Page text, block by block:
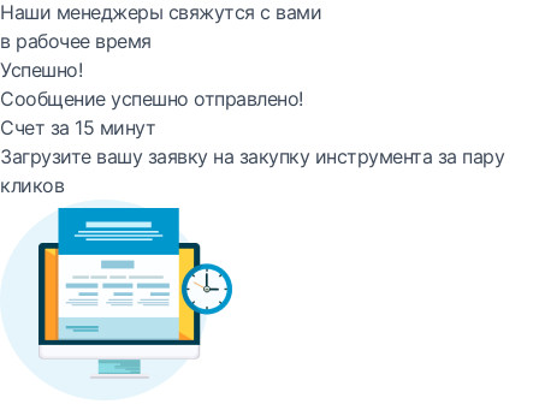
Наши менеджеры свяжутся с вами
в рабочее время
Успешно!
Сообщение успешно отправлено!
Счет за 15 минут
Загрузите вашу заявку на закупку инструмента за пару
кликов